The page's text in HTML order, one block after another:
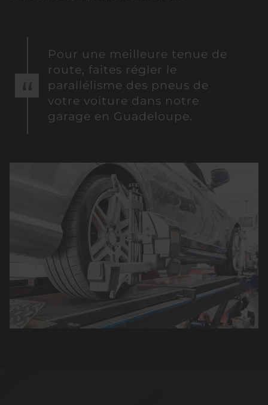
Pour une meilleure tenue de
route, faites régler le
parallélisme des pneus de
votre voiture dans notre
garage en Guadeloupe.